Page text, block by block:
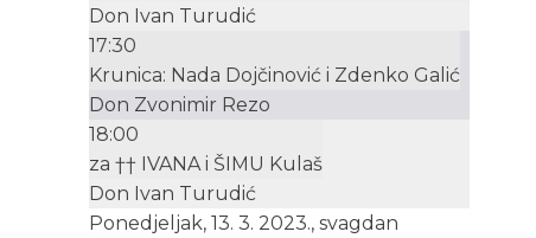
Don Ivan Turudić
17:30
Krunica: Nada Dojčinović i Zdenko Galić
Don Zvonimir Rezo
18:00
za †† IVANA i ŠIMU Kulaš
Don Ivan Turudić
Ponedjeljak, 13. 3. 2023., svagdan